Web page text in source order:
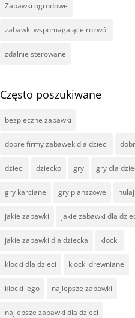
Zabawki ogrodowe
zabawki wspomagające rozwój
zdalnie sterowane
Często poszukiwane
bezpieczne zabawki
dobre firmy zabawek dla dzieci
dzieci dziecko gry gry dla
gry karciane gry planszowe
jakie zabawki jakie zabawki dla
jakie zabawki dla dziecka klocki
klocki dla dzieci klocki drewniane
klocki lego najlepsze zabawki
najlepsze zabawki dla dzieci